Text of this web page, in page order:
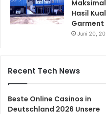
Hasil
Garment
Juni 20,
Recent Tech News
Beste Online Casinos in
Deutschland 2026 Unsere